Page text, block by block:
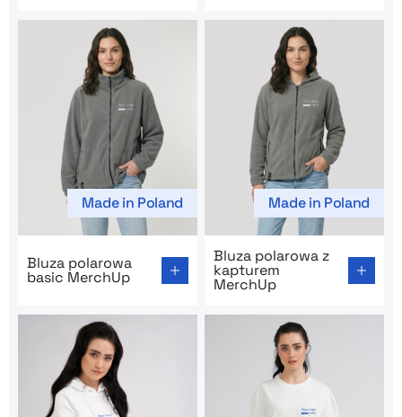
Made in Poland
Bluza polarowa
basic MerchUp
Made in Poland
Bluza polarowa z
kapturem
MerchUp